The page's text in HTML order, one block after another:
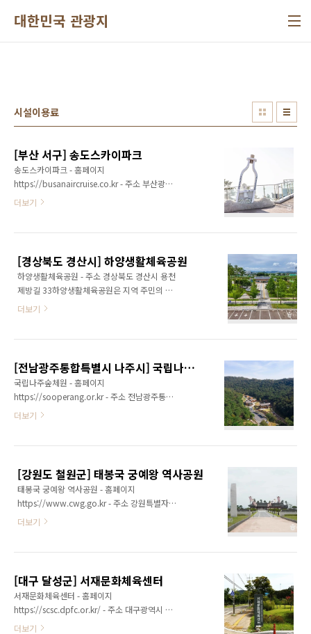
대한민국 관광지
시설이용료
[부산 서구] 송도스카이파크
송도스카이파크 - 홈페이지
https://busanaircruise.co.kr - 주소 부산광역
시 서구 암남공원로 181 (암남동)송도스카이파
다. 지하 1층에는 케이블카 뮤지엄인 송도 도펠
마이어월드가 있으며, 1층에는 매표소, 승강장,
광장, 분식점 등이 있다. 2층에는 오션테라스와
카페, 3층에는 어린 왕자 테마파크인 스카이하버
장에는 움직이는 거대한 공룡 모형이 전시된 다
좋다. 광장에서 연결되어 있는 암남공원은 바다
를 보며 산책하기 좋은 트..
더보기
[경상북도 경산시] 하양생활체육공원
하양생활체육공원 - 주소 경상북도 경산시 용천
제방길 33하양생활체육공원은 지역 주민의 건
강 증진과 생활체육 활성화를 위해 조성된 경산
관리사무소 등을 갖추고 있다. 또한 바닥분수와
다양한 조경시설, 정자, 산책로가 조성되어 있으
며, 사진 촬영을 위한 포토존도 마련되어 있어 운
동과 휴식을 함께 즐기기 좋다. ※ 소개 정보 - 문
- 쉬는날 연중무휴 - 이용시간 - 주중
사전예약 필수 - ..
더보기
[전남광주통합특별시 나주시] 국립나주숲체원
국립나주숲체원 - 홈페이지
https://sooperang.or.kr - 주소 전남광주통합
특별시 나주시 금성산길 116 (경현동)국립나주
의 우수한 역사, 전통, 문화를 접목한 다양한 산
림복지 서비스를 제공하고 있다. 몸과 마음이 건
강해지는 자연 휴식처인 국립나주숲체원은 대강
당, 체험센터, 다도실 등 교육장소와 휴양관, 숲
로드, 전망대 등 프로그램을 체험할 수 있는 시설
피를 활용한 건강증진 활동 등 몸과 마음이 맑아
지는 다양한 체..
더보기
[강원도 철원군] 태봉국 궁예왕 역사공원
태봉국 궁예왕 역사공원 - 홈페이지
https://www.cwg.go.kr - 주소 강원특별자치
도 철원군 철원읍 두루미로 1877-1태봉국 궁예
에 남아 있는 철원성과 궁예의 발자취를 다양한
전시와 모형으로 살펴볼 수 있다. 궁예왕 국가표
준영정을 봉안한 궁예선양관과 태봉국 역사체험
관, 방문자센터가 마련되어 있으며, 철원성 미니
더보기
[대구 달성군] 서재문화체육센터
서재문화체육센터 - 홈페이지
https://scsc.dpfc.or.kr/ - 주소 대구광역시 달
성군 다사읍 다사로 750서재문화체육센터는 지
더보기